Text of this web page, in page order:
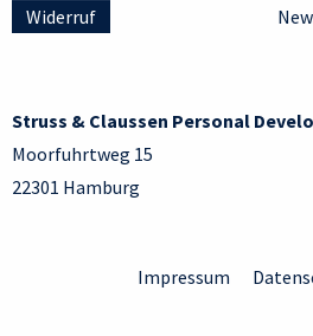
Widerruf
Struss & Claussen Personal
Moorfuhrtweg 15
22301 Hamburg
Impressum